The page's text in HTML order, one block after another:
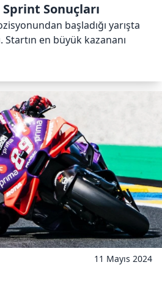
Sonuçları
başladığı yarışta
en büyük kazananı
11 Mayıs 2024